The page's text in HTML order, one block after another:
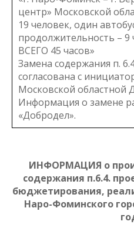
центр» Московской
19 человек, один
продолжительность – 9
ВСЕГО 45 часов»
Замена содержания п.
согласована с
Московской
Информация о замене
«Добродел».
ИНФОРМАЦИЯ о
содержания п.6.4.
бюджетирования,
Наро-Фоминского